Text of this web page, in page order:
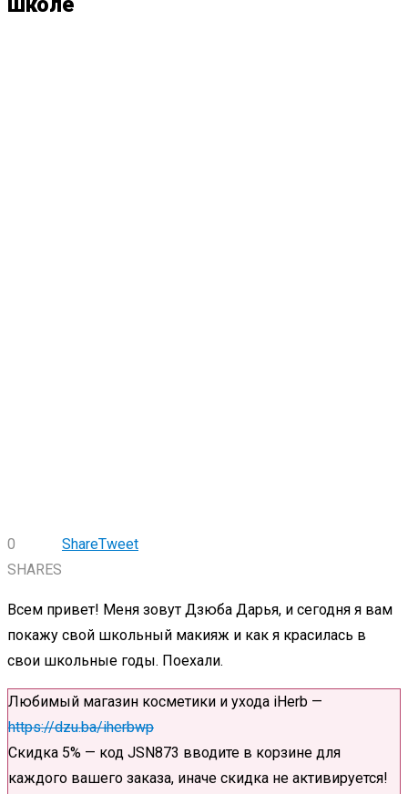
0
SHARES
ShareTweet
Всем привет! Меня зовут Дзюба Дарья, и сегодня я вам
покажу свой школьный макияж и как я красилась в
свои школьные годы. Поехали.
Любимый магазин косметики и ухода iHerb —
https://dzu.ba/iherbwp
Скидка 5% — код JSN873 вводите в корзине для
каждого вашего заказа, иначе скидка не активируется!